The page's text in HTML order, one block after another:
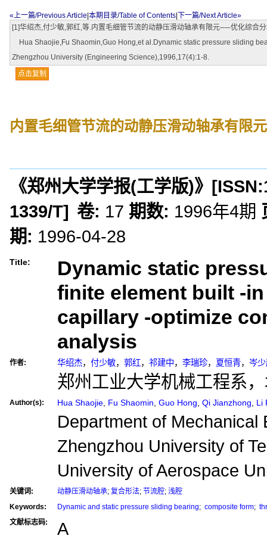
«上一篇/Previous Article 本期目录/Table of Contents
下一篇/Next Article»
[1]华绍杰,付少敏,郭红,等.内置毛细管节流的动静压滑动轴承有限元──优化综合
Hua Shaojie,Fu Shaomin,Guo Hong,et al.Dynamic static pressure sliding
Zhengzhou University (Engineering Science),1996,17(4):1-8.
点击复制
内置毛细管节流的动静压滑动轴承有限
《郑州大学学报(工学版)》 [ISSN:
1339/T] 卷: 17 期数: 1996年4期
期: 1996-04-28
Title:
Dynamic static
finite element built -
capillary -optimize
analysis
作者: 华绍杰， 付少敏， 郭红， 祁建中， 李瑞珍， 夏恒青， 岑
郑州工业大学机械工程系
Author(s): Hua Shaojie Fu Shaomin Guo Hong Qi Jianzhong Li
Department of Mechanical
Zhengzhou University of
University of Aerospace
关键词: 动静压滑动轴承; 复合形法; 节流腔; 浅腔
Keywords:
Dynamic and static pressure sliding bearing; composite form;
文献标志码:
A